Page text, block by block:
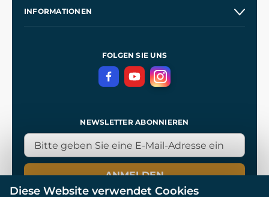
Kontakt
INFORMATIONEN
DatenschutzerklärungFOLGEN SIE UNS
NEWSLETTER ABONNIEREN
ANMELDEN
Diese Website verwendet Cookies